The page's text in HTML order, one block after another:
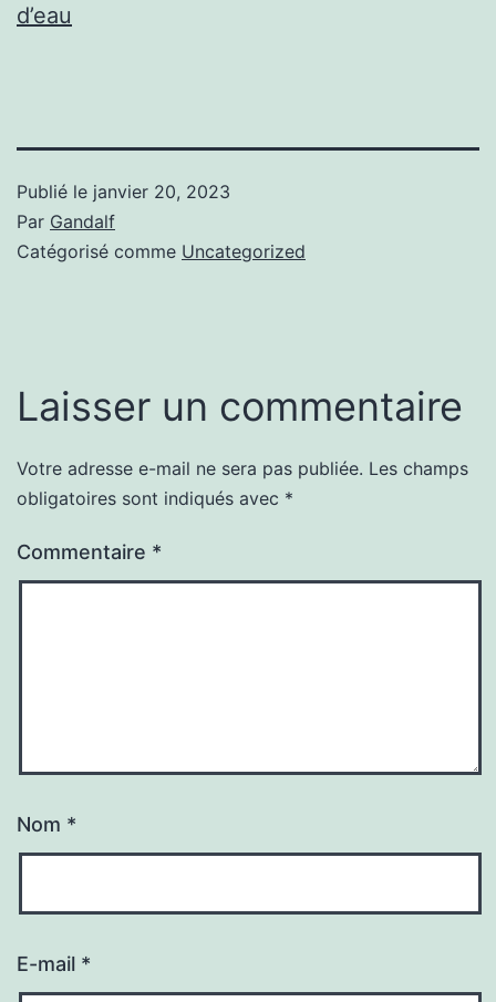
d’eau
Publié le janvier 20, 2023
Par Gandalf
Catégorisé comme Uncategorized
Laisser un commentaire
Votre adresse e-mail ne sera pas publiée. Les champs
obligatoires sont indiqués avec *
Commentaire *
Nom *
E-mail *